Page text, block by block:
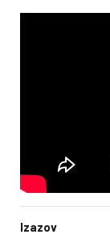
Izazov